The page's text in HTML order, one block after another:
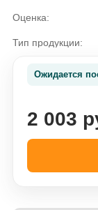
Оценка:
Тип продукции:
Ожидается
2 003